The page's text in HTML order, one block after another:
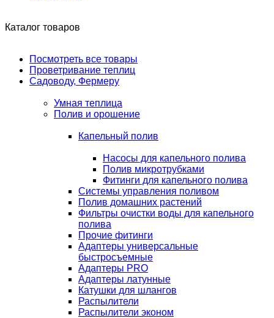
Каталог товаров
Посмотреть все товары
Проветривание теплиц
Садоводу, Фермеру
Умная теплица
Полив и орошение
Капельный полив
Насосы для капельного полива
Полив микротрубками
Фитинги для капельного полива
Системы управления поливом
Полив домашних растений
Фильтры очистки воды для капельного
полива
Прочие фитинги
Адаптеры универсальные
быстросъемные
Адаптеры PRO
Адаптеры латунные
Катушки для шлангов
Распылители
Распылители эконом